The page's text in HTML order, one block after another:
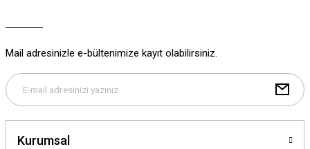
Bu ürüne benzer farklı alternatifler olmalı.
Mail adresinizle e-bültenimize kayıt olabilirsiniz.
Kurumsal